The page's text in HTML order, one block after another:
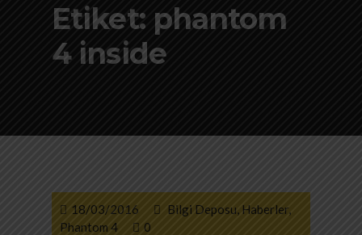
Etiket: phantom
4 inside
18/03/2016 Bilgi Deposu, Haberler,
Phantom 4
0